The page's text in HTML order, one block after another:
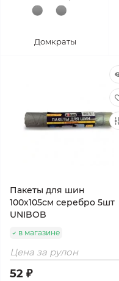
Домкраты
Пакеты для шин
100х105см серебро 5шт
UNIBOB
в магазине
Цена за рулон
52 ₽